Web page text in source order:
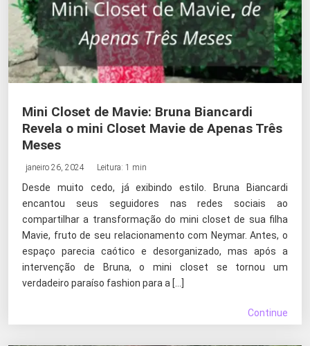
Mini Closet de Mavie: Bruna Biancardi
Revela o mini Closet Mavie de Apenas Três
Meses
janeiro 26, 2024 Leitura: 1 min
Desde muito cedo, já exibindo estilo. Bruna Biancardi
encantou seus seguidores nas redes sociais ao
compartilhar a transformação do mini closet de sua filha
Mavie, fruto de seu relacionamento com Neymar. Antes, o
espaço parecia caótico e desorganizado, mas após a
intervenção de Bruna, o mini closet se tornou um
verdadeiro paraíso fashion para a […]
Continue